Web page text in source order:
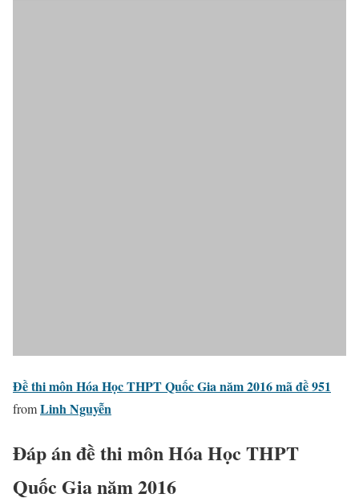
Đề thi môn Hóa Học THPT Quốc Gia năm 2016 mã đề 951
fromLinh Nguyễn
Đáp án đề thi môn Hóa Học THPT
Quốc Gia năm 2016